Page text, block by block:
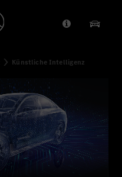
Anbieter/
Künstliche Intelligenz